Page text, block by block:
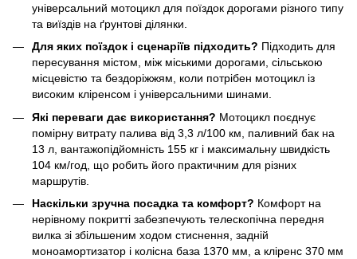
універсальний мотоцикл для поїздок дорогами різного типу
та виїздів на ґрунтові ділянки.
Для яких поїздок і сценаріїв підходить? Підходить для
пересування містом, між міськими дорогами, сільською
місцевістю та бездоріжжям, коли потрібен мотоцикл із
високим кліренсом і універсальними шинами.
Які переваги дає використання? Мотоцикл поєднує
помірну витрату палива від 3,3 л/100 км, паливний бак на
13 л, вантажопідйомність 155 кг і максимальну швидкість
104 км/год, що робить його практичним для різних
маршрутів.
Наскільки зручна посадка та комфорт? Комфорт на
нерівному покритті забезпечують телескопічна передня
вилка зі збільшеним ходом стиснення, задній
моноамортизатор і колісна база 1370 мм, а кліренс 370 мм